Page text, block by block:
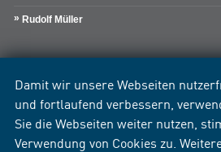
Damit wir unsere Webseiten
und fortlaufend verbessern,
Sie die Webseiten weiter nutzen,
Verwendung von Cookies zu.
Rudolf Müller